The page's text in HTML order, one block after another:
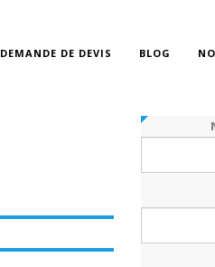
DEMANDE DE DEVIS BLOG